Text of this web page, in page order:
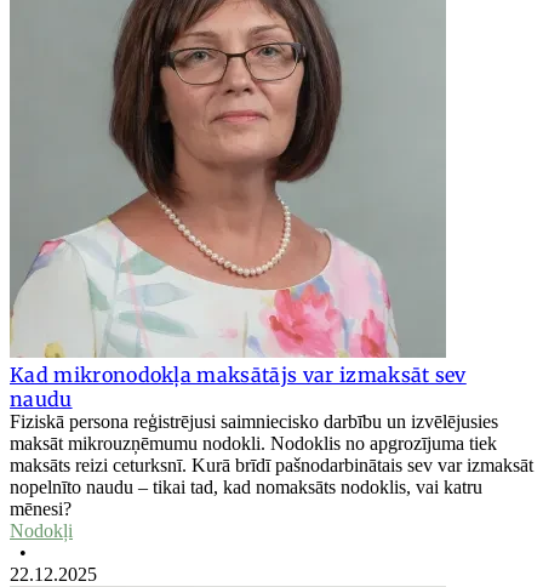
Kad mikronodokļa maksātājs var izmaksāt sev
naudu
Fiziskā persona reģistrējusi saimniecisko darbību un izvēlējusies
maksāt mikrouzņēmumu nodokli. Nodoklis no apgrozījuma tiek
maksāts reizi ceturksnī. Kurā brīdī pašnodarbinātais sev var izmaksāt
nopelnīto naudu – tikai tad, kad nomaksāts nodoklis, vai katru
mēnesi?
Nodokļi
•
22.12.2025